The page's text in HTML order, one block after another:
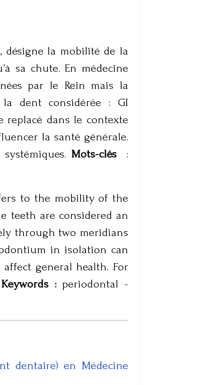
désigne la mobilité de la
sa chute. En médecine
par le Rein mais la
la dent considérée : GI
replacé dans le contexte
la santé générale.
Mots-clés
:
to the mobility of the
teeth are considered an
through two meridians
in isolation can
general health. For
Keywords :periodontal -
dentaire) en Médecine